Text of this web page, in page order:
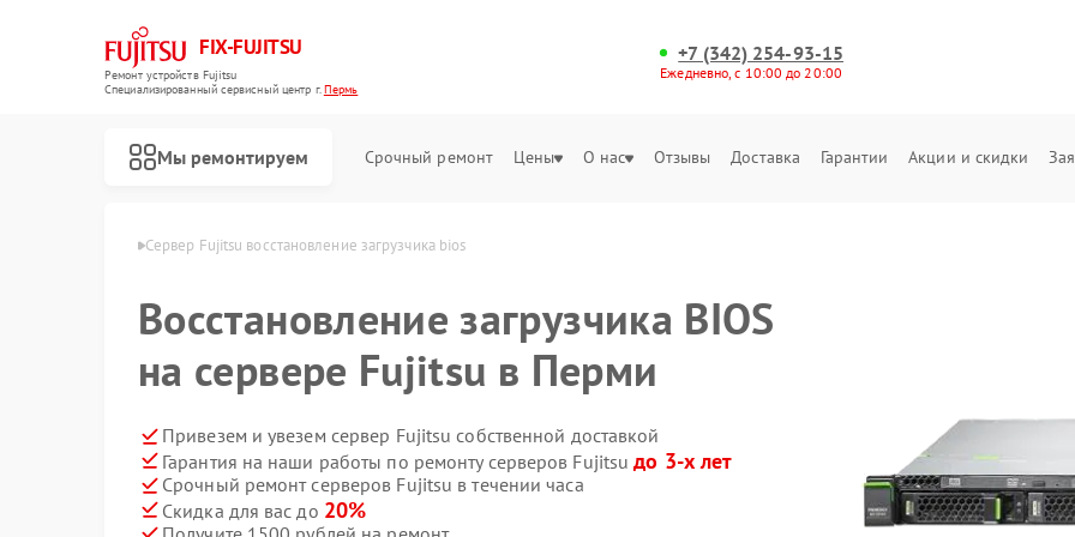
FIX-FUJITSU
Ремонт устройств Fujitsu
Специализированный cервисный центр г.Пермь
+7 (342) 254-93-15
Ежедневно, с 10:00 до 20:00
Мы ремонтируем Срочный ремонт Цены О нас Отзывы Доставка Гарантии Акции и скидки
Сервер Fujitsu восстановление загрузчика bios
Восстановление загрузчика BIOS
на сервере Fujitsu в Перми
Привезем и увезем сервер Fujitsu собственной доставкой
Гарантия на наши работы по ремонту серверов Fujitsuдо 3-х лет
Срочный ремонт серверов Fujitsu в течении часа
Скидка для вас до 20%